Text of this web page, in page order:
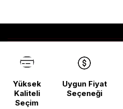
Yüksek
Kaliteli
Seçim
Uygun Fiyat
Seçeneği